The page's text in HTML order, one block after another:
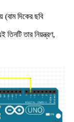
(বাম দিকের ছবি
তিনটি তার নিয়ন্ত্রণ,